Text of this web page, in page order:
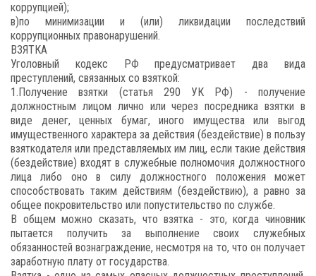
коррупцией);
в)по минимизации и (или) ликвидации последствий
коррупционных правонарушений.
ВЗЯТКА
Уголовный кодекс РФ предусматривает два вида
преступлений, связанных со взяткой:
1.Получение взятки (статья 290 УК РФ) - получение
должностным лицом лично или через посредника взятки в
виде денег, ценных бумаг, иного имущества или выгод
имущественного характера за действия (бездействие) в пользу
взяткодателя или представляемых им лиц, если такие действия
(бездействие) входят в служебные полномочия должностного
лица либо оно в силу должностного положения может
способствовать таким действиям (бездействию), а равно за
общее покровительство или попустительство по службе.
В общем можно сказать, что взятка - это, когда чиновник
пытается получить за выполнение своих служебных
обязанностей вознаграждение, несмотря на то, что он получает
заработную плату от государства.